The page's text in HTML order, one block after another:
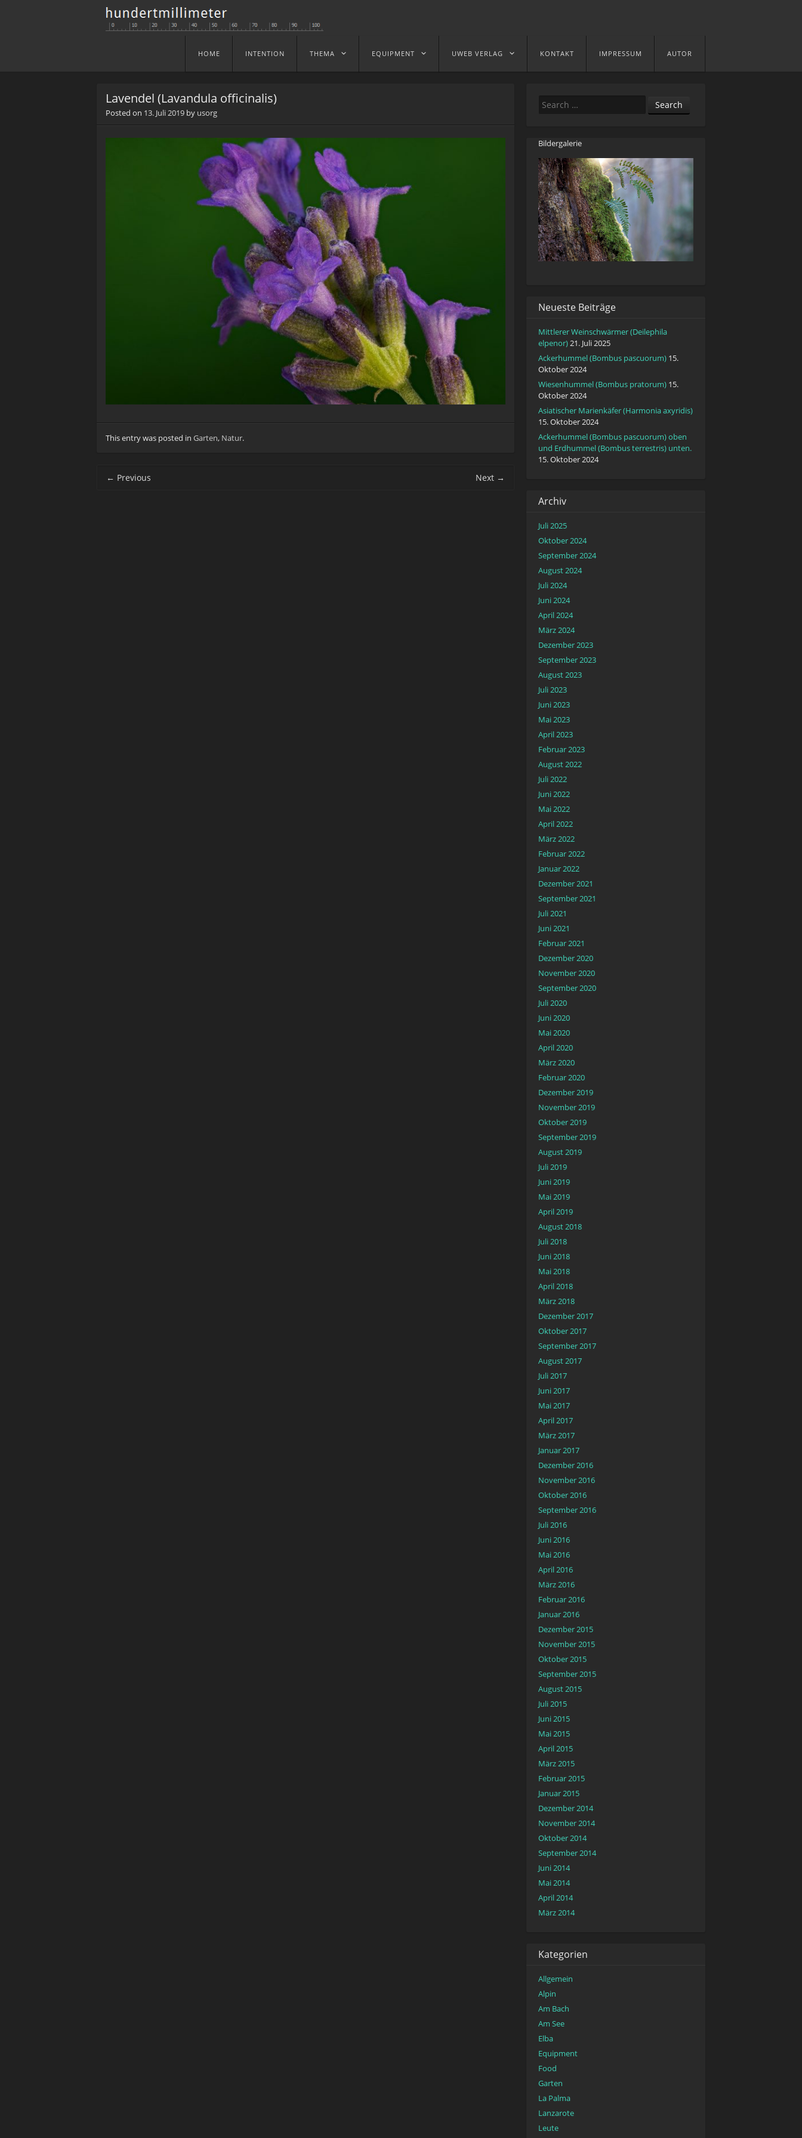
Menu
Skip to content
HOME INTENTION THEMA EQUIPMENT UWEB VERLAG KONTAKT IMPRESSUM AUTOR
Lavendel (Lavandula officinalis)
Posted on 13. Juli 2019 by usorg
This entry was posted in Garten, Natur.
Post navigation
← Previous Next →
Search
Bildergalerie
Neueste Beiträge
Mittlerer Weinschwärmer (Deilephila
elpenor)21. Juli 2025
Ackerhummel (Bombus pascuorum) 15.
Oktober 2024
Wiesenhummel (Bombus pratorum) 15.
Oktober 2024
Asiatischer Marienkäfer (Harmonia axyridis)
15. Oktober 2024
Ackerhummel (Bombus pascuorum) oben
und Erdhummel (Bombus terrestris) unten.
15. Oktober 2024
Archiv
Juli 2025
Oktober 2024
September 2024
August 2024
Juli 2024
Juni 2024
April 2024
März 2024
Dezember 2023
September 2023
August 2023
Juli 2023
Juni 2023
Mai 2023
April 2023
Februar 2023
August 2022
Juli 2022
Juni 2022
Mai 2022
April 2022
März 2022
Februar 2022
Januar 2022
Dezember 2021
September 2021
Juli 2021
Juni 2021
Februar 2021
Dezember 2020
November 2020
September 2020
Juli 2020
Juni 2020
Mai 2020
April 2020
März 2020
Februar 2020
Dezember 2019
November 2019
Oktober 2019
September 2019
August 2019
Juli 2019
Juni 2019
Mai 2019
April 2019
August 2018
Juli 2018
Juni 2018
Mai 2018
April 2018
März 2018
Dezember 2017
Oktober 2017
September 2017
August 2017
Juli 2017
Juni 2017
Mai 2017
April 2017
März 2017
Januar 2017
Dezember 2016
November 2016
Oktober 2016
September 2016
Juli 2016
Juni 2016
Mai 2016
April 2016
März 2016
Februar 2016
Januar 2016
Dezember 2015
November 2015
Oktober 2015
September 2015
August 2015
Juli 2015
Juni 2015
Mai 2015
April 2015
März 2015
Februar 2015
Januar 2015
Dezember 2014
November 2014
Oktober 2014
September 2014
Juni 2014
Mai 2014
April 2014
März 2014
Kategorien
Allgemein
Alpin
Am Bach
Am See
Elba
Equipment
Food
Garten
La Palma
Lanzarote
Leute